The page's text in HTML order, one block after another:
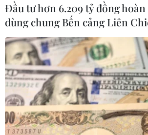
Đầu tư hơn 6.209 tỷ đồng
dùng chung Bến cảng Liên